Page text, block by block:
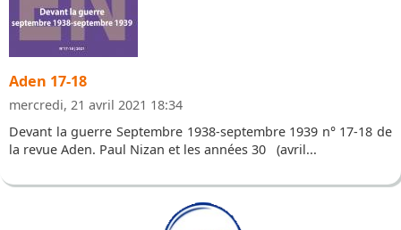
Aden 17-18
mercredi, 21 avril 2021 18:34
Devant la guerre Septembre 1938-septembre 1939 n° 17-18 de
la revue Aden. Paul Nizan et les années 30 (avril...